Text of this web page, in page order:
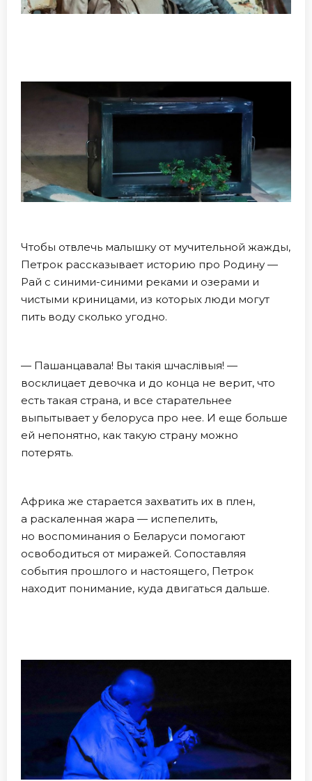
Чтобы отвлечь малышку от мучительной жажды,
Петрок рассказывает историю про Родину —
Рай с синими-синими реками и озерами и
чистыми криницами, из которых люди могут
пить воду сколько угодно.
— Пашанцавала! Вы такiя шчаслiвыя! —
восклицает девочка и до конца не верит, что
есть такая страна, и все старательнее
выпытывает у белоруса про нее. И еще больше
ей непонятно, как такую страну можно
потерять.
Африка же старается захватить их в плен,
а раскаленная жара — испепелить,
но воспоминания о Беларуси помогают
освободиться от миражей. Сопоставляя
события прошлого и настоящего, Петрок
находит понимание, куда двигаться дальше.